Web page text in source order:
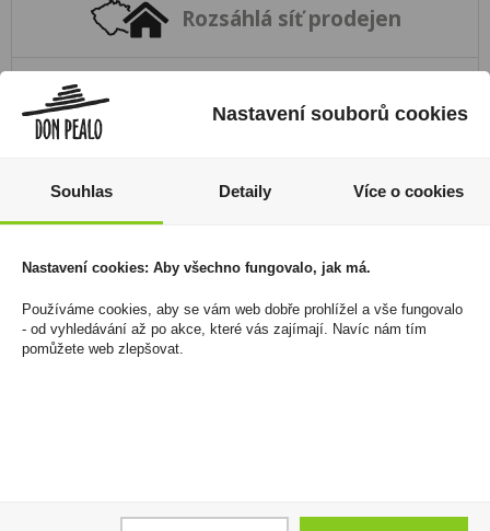
Rozsáhlá síť prodejen
+420 725 744 315
neunikne Vám žádná akční nabídka a sleva!
Registrovat
Nastavení souborů cookies
Souhlas Detaily Více o cookies
Nastavení cookies: Aby všechno fungovalo, jak má.
Používáme cookies, aby se vám web dobře prohlížel a vše fungovalo
- od vyhledávání až po akce, které vás zajímají. Navíc nám tím
pomůžete web zlepšovat.